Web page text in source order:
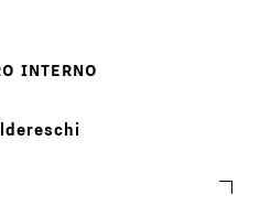
INTERNO